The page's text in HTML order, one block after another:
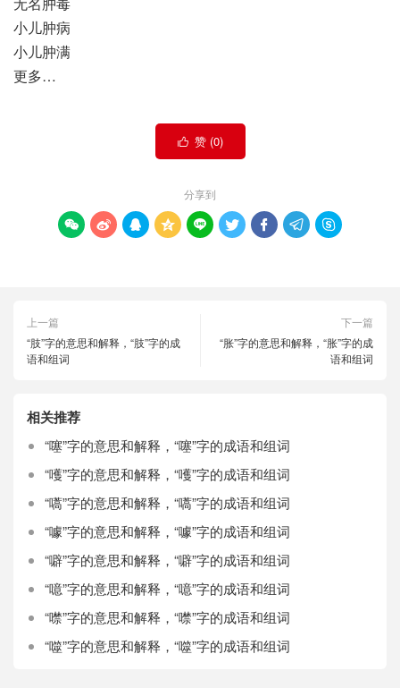
小儿肿病
小儿肿满
更多…
 赞 (0)
分享到
        
上一篇
“肢”字的意思和解释，“肢”字的成
语和组词
下一篇
“胀”字的意思和解释，“胀”字的成
语和组词
相关推荐
“噻”字的意思和解释，“噻”字的成语和组词
“嚄”字的意思和解释，“嚄”字的成语和组词
“嚆”字的意思和解释，“嚆”字的成语和组词
“噱”字的意思和解释，“噱”字的成语和组词
“噼”字的意思和解释，“噼”字的成语和组词
“噫”字的意思和解释，“噫”字的成语和组词
“噤”字的意思和解释，“噤”字的成语和组词
“噬”字的意思和解释，“噬”字的成语和组词